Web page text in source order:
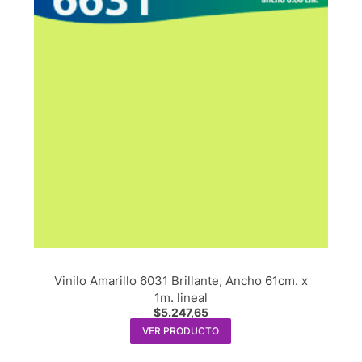
Vinilo Amarillo 6031 Brillante, Ancho 61cm. x
1m. lineal
$5.247,65
VER PRODUCTO